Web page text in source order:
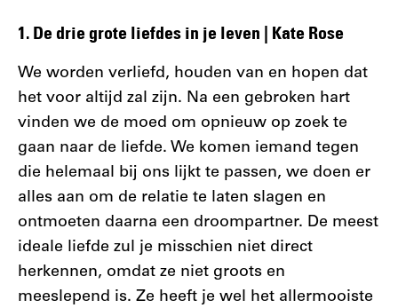
1. De drie grote liefdes in je leven | Kate Rose
We worden verliefd, houden van en hopen dat
het voor altijd zal zijn. Na een gebroken hart
vinden we de moed om opnieuw op zoek te
gaan naar de liefde. We komen iemand tegen
die helemaal bij ons lijkt te passen, we doen er
alles aan om de relatie te laten slagen en
ontmoeten daarna een droompartner. De meest
ideale liefde zul je misschien niet direct
herkennen, omdat ze niet groots en
meeslepend is. Ze heeft je wel het allermooiste